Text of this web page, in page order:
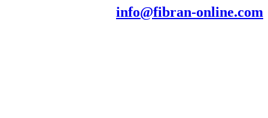
info@fibran-online.com